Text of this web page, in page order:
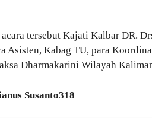
tersebut Kajati Kalbar DR.
Asisten, Kabag TU, para
Dharmakarini Wilayah
Susanto318